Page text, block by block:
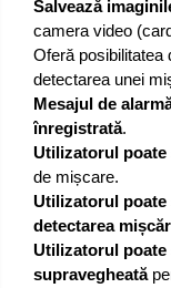
Salvează
camera video
Oferă posibilitatea
detectarea unei
Mesajul de
înregistrată.
Utilizatorul poate
de mișcare.
Utilizatorul poate
detectarea
Utilizatorul poate
supravegheată